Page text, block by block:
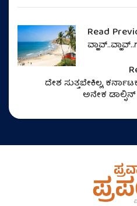
Read
ದೇಶ ಸುತ್ತಬೇಕಿಲ್ಲ,
ಅನೇಕ ಡಾಲ್ಫಿನ್‌